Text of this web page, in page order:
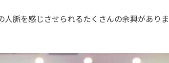
人脈を感じさせられるたくさんの余興があり